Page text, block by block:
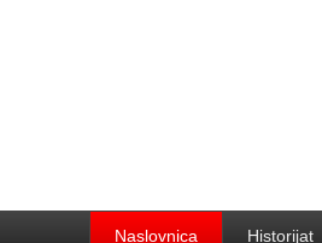
Naslovnica Historijat